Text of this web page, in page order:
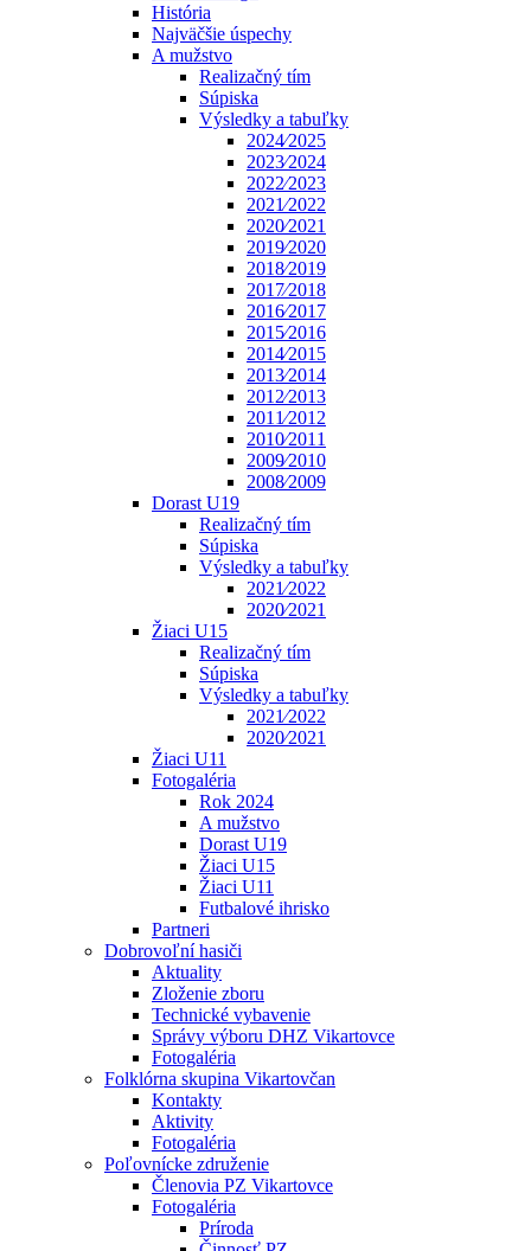
História
Najväčšie úspechy
A mužstvo
Realizačný tím
Súpiska
Výsledky a tabuľky
2024⁄2025
2023⁄2024
2022⁄2023
2021⁄2022
2020⁄2021
2019⁄2020
2018⁄2019
2017⁄2018
2016⁄2017
2015⁄2016
2014⁄2015
2013⁄2014
2012⁄2013
2011⁄2012
2010⁄2011
2009⁄2010
2008⁄2009
Dorast U19
Realizačný tím
Súpiska
Výsledky a tabuľky
2021⁄2022
2020⁄2021
Žiaci U15
Realizačný tím
Súpiska
Výsledky a tabuľky
2021⁄2022
2020⁄2021
Žiaci U11
Fotogaléria
Rok 2024
A mužstvo
Dorast U19
Žiaci U15
Žiaci U11
Futbalové ihrisko
Partneri
Dobrovoľní hasiči
Aktuality
Zloženie zboru
Technické vybavenie
Správy výboru DHZ Vikartovce
Fotogaléria
Folklórna skupina Vikartovčan
Kontakty
Aktivity
Fotogaléria
Poľovnícke združenie
Členovia PZ Vikartovce
Fotogaléria
Príroda